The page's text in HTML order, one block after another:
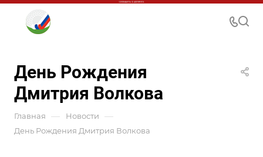
День Рождения
Дмитрия Волкова
Главная — Новости —
День Рождения Дмитрия Волкова